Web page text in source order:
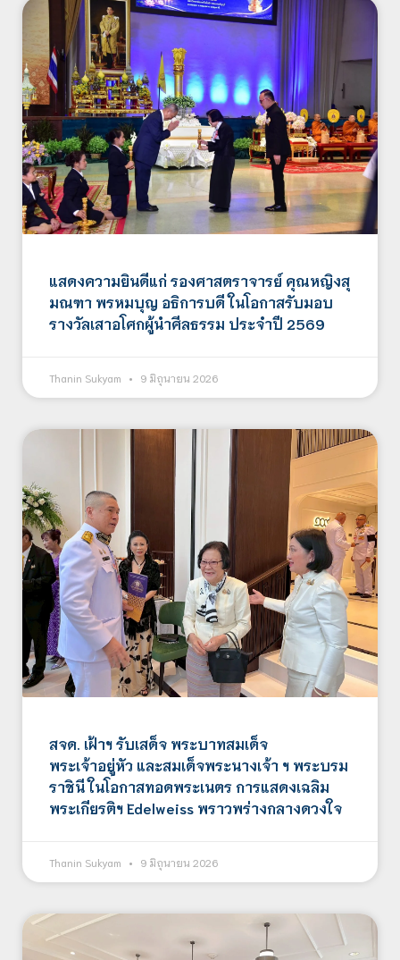
แสดงความยินดีแก่ รองศาสตราจารย์ คุณหญิงสุ
มณฑา พรหมบุญ อธิการบดี ในโอกาสรับมอบ
รางวัลเสาอโศกผู้นำศีลธรรม ประจำปี 2569
Thanin Sukyam 9 มิถุนายน 2026
สจด. เฝ้าฯ รับเสด็จ พระบาทสมเด็จ
พระเจ้าอยู่หัว และสมเด็จพระนางเจ้า ฯ พระบรม
ราชินี ในโอกาสทอดพระเนตร การแสดงเฉลิม
พระเกียรติฯ Edelweiss พราวพร่างกลางดวงใจ
Thanin Sukyam 9 มิถุนายน 2026